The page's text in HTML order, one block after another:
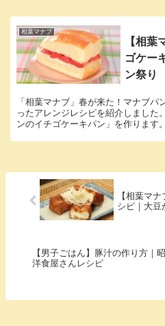
相葉マナブ
【相葉
ゴケー
ン祭り
「相葉マナブ」春が来た！マナブ
ったアレンジレシピを紹介しました
ンのイチゴケーキパン」を作ります。
【相葉マ
シピ｜大豆
【男子ごはん】豚汁の作り方｜
洋食屋さんレシピ